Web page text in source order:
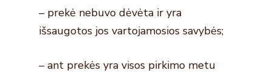
– prekė nebuvo dėvėta ir yra
išsaugotos jos vartojamosios savybės;
– ant prekės yra visos pirkimo metu